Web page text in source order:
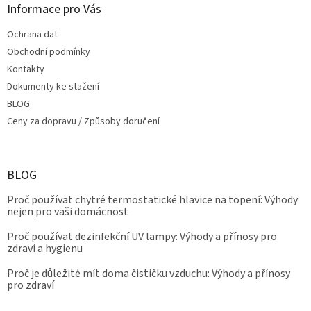
Informace pro Vás
Ochrana dat
Obchodní podmínky
Kontakty
Dokumenty ke stažení
BLOG
Ceny za dopravu / Způsoby doručení
BLOG
Proč používat chytré termostatické hlavice na topení: Výhody
nejen pro vaši domácnost
Proč používat dezinfekční UV lampy: Výhody a přínosy pro
zdraví a hygienu
Proč je důležité mít doma čističku vzduchu: Výhody a přínosy
pro zdraví